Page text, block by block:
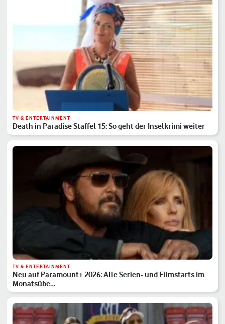
TV & ENTERTAINMENT
Death in Paradise Staffel 15: So geht der Inselkrimi weiter
TV & ENTERTAINMENT
Neu auf Paramount+ 2026: Alle Serien- und Filmstarts im
Monatsübe…